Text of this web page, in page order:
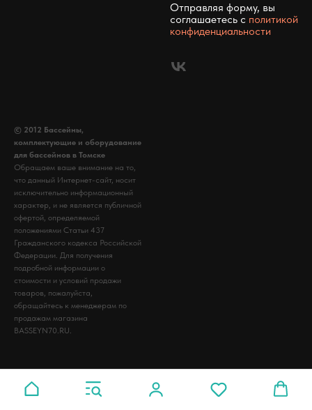
Отправляя форму, вы
соглашаетесь c политикой
конфиденциальности
© 2012 Бассейны,
комплектующие и оборудование
для бассейнов в Томске
Обращаем ваше внимание на то,
что данный Интернет-сайт, носит
исключительно информационный
характер, и не является публичной
офертой, определяемой
положениями Статьи 437
Гражданского кодекса Российской
Федерации. Для получения
подробной информации о
стоимости и условий продажи
товаров, пожалуйста,
обращайтесь к менеджерам по
продажам магазина
BASSEYN70.RU.